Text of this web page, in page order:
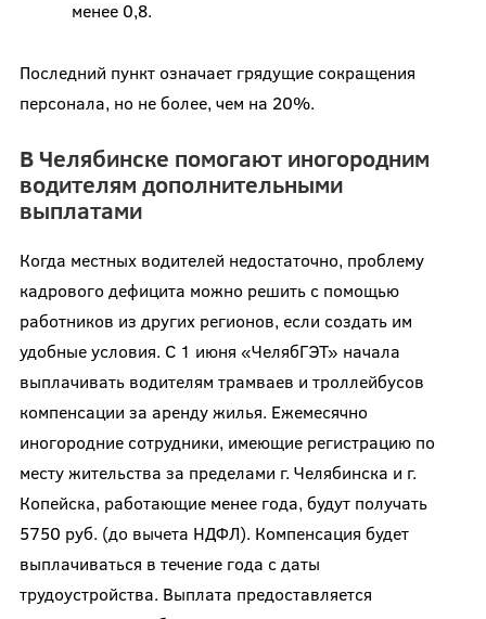
менее 0,8.
Последний пункт означает грядущие сокращения
персонала, но не более, чем на 20%.
В Челябинске помогают иногородним
водителям дополнительными
выплатами
Когда местных водителей недостаточно, проблему
кадрового дефицита можно решить с помощью
работников из других регионов, если создать им
удобные условия. С 1 июня «ЧелябГЭТ» начала
выплачивать водителям трамваев и троллейбусов
компенсации за аренду жилья. Ежемесячно
иногородние сотрудники, имеющие регистрацию по
месту жительства за пределами г. Челябинска и г.
Копейска, работающие менее года, будут получать
5750 руб. (до вычета НДФЛ). Компенсация будет
выплачиваться в течение года с даты
трудоустройства. Выплата предоставляется